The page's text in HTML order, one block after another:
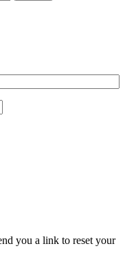
you a link to reset your